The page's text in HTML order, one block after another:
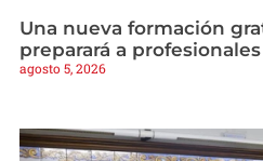
Una nueva formación
preparará a
agosto 5, 2026